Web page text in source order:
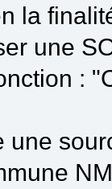
la
une
:
une